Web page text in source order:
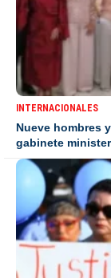
INTERNACIONALES
Nueve hombres
gabinete